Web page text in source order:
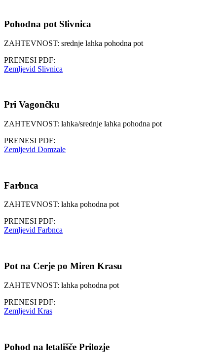
Pohodna pot Slivnica
ZAHTEVNOST: srednje lahka pohodna pot
PRENESI PDF:
Zemljevid Slivnica
Pri Vagončku
ZAHTEVNOST: lahka/srednje lahka pohodna pot
PRENESI PDF:
Zemljevid Domzale
Farbnca
ZAHTEVNOST: lahka pohodna pot
PRENESI PDF:
Zemljevid Farbnca
Pot na Cerje po Miren Krasu
ZAHTEVNOST: lahka pohodna pot
PRENESI PDF:
Zemljevid Kras
Pohod na letališče Prilozje